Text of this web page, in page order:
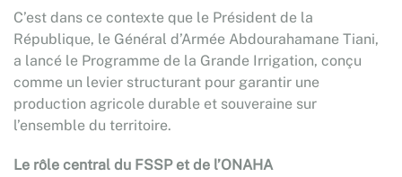
C’est dans ce contexte que le Président de la
République, le Général d’Armée Abdourahamane Tiani,
a lancé le Programme de la Grande Irrigation, conçu
comme un levier structurant pour garantir une
production agricole durable et souveraine sur
l’ensemble du territoire.
Le rôle central du FSSP et de l’ONAHA